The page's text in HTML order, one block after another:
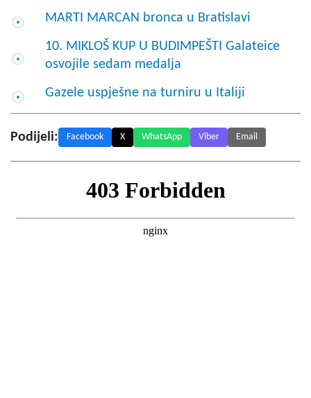
MARTI MARCAN bronca u Bratislavi
10. MIKLOŠ KUP U BUDIMPEŠTI Galateice
osvojile sedam medalja
Gazele uspješne na turniru u Italiji
Podijeli: Facebook X WhatsApp Viber Email